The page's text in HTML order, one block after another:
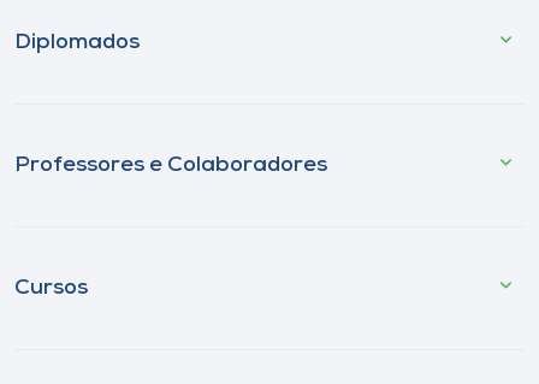
Diplomados
Professores e Colaboradores
Cursos